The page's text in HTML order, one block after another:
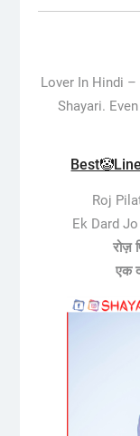
Lover In Hindi –
Shayari.
Roj
Ek Dard
रोज़
एक